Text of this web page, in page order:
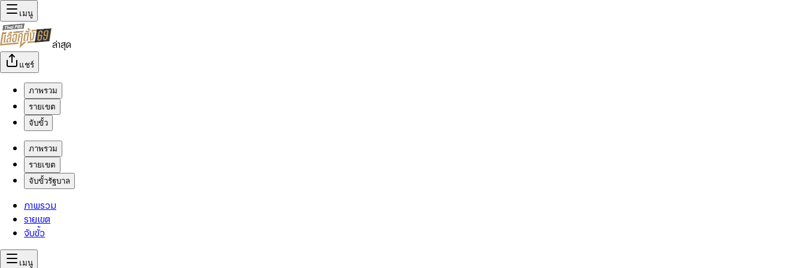
เมนู
ล่าสุด
แชร์
ภาพรวม
รายเขต
จับขั้ว
ภาพรวม
รายเขต
จับขั้วรัฐบาล
ภาพรวม
รายเขต
จับขั้ว
เมนู